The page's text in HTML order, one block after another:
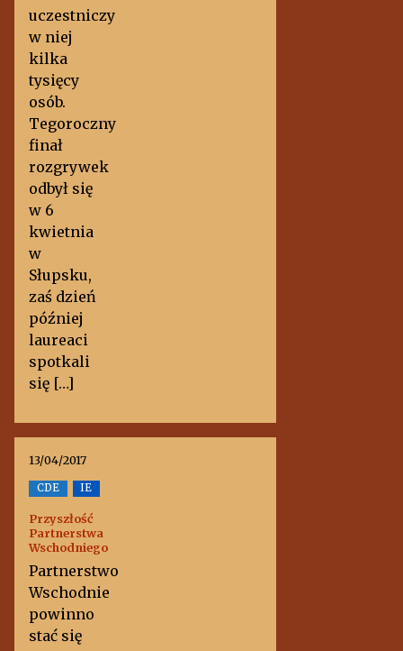
uczestniczy
w niej
kilka
tysięcy
osób.
Tegoroczny
finał
rozgrywek
odbył się
w 6
kwietnia
w
Słupsku,
zaś dzień
później
laureaci
spotkali
się […]
13/04/2017
CDE IE
Przyszłość
Partnerstwa
Wschodniego
Partnerstwo
Wschodnie
powinno
stać się